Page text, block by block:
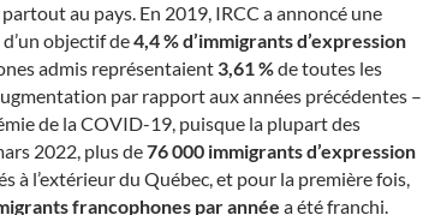
au pays. En 2019, IRCC a annoncé une
objectif de4,4 % d’immigrants d’expression
admis représentaient 3,61 %de toutes les
par rapport aux années précédentes –
de la COVID-19, puisque la plupart des
2022, plus de76 000 immigrants d’expression
à l’extérieur du Québec, et pour la première fois,
francophones par année a été franchi.